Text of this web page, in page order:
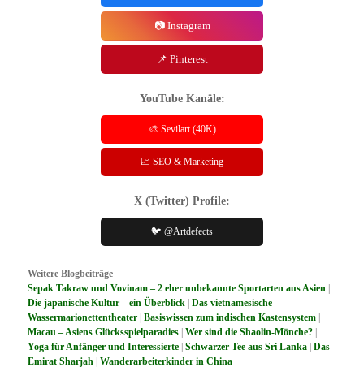
📷 Instagram
📌 Pinterest
YouTube Kanäle:
🎨 Sevilart (40K)
📈 SEO & Marketing
X (Twitter) Profile:
🐦 @Artdefects
Weitere Blogbeiträge
Sepak Takraw und Vovinam – 2 eher unbekannte Sportarten aus Asien
Die japanische Kultur – ein Überblick |Das vietnamesische
Wassermarionettentheater |Basiswissen zum indischen Kastensystem
Macau – Asiens Glücksspielparadies |Wer sind die Shaolin-Mönche?
Yoga für Anfänger und Interessierte |Schwarzer Tee aus Sri Lanka |Das
Emirat Sharjah |Wanderarbeiterkinder in China